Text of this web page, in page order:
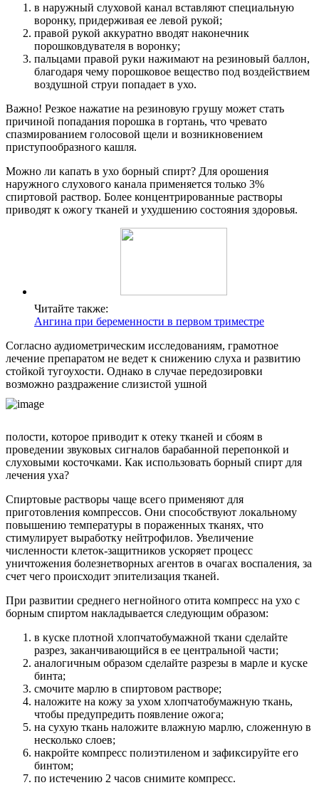
в наружный слуховой канал вставляют специальную
воронку, придерживая ее левой рукой;
правой рукой аккуратно вводят наконечник
порошковдувателя в воронку;
пальцами правой руки нажимают на резиновый баллон,
благодаря чему порошковое вещество под воздействием
воздушной струи попадает в ухо.
Важно! Резкое нажатие на резиновую грушу может стать
причиной попадания порошка в гортань, что чревато
спазмированием голосовой щели и возникновением
приступообразного кашля.
Можно ли капать в ухо борный спирт? Для орошения
наружного слухового канала применяется только 3%
спиртовой раствор. Более концентрированные растворы
приводят к ожогу тканей и ухудшению состояния здоровья.
Читайте также:
Ангина при беременности в первом триместре
Согласно аудиометрическим исследованиям, грамотное
лечение препаратом не ведет к снижению слуха и развитию
стойкой тугоухости. Однако в случае передозировки
возможно раздражение слизистой ушной
полости, которое приводит к отеку тканей и сбоям в
проведении звуковых сигналов барабанной перепонкой и
слуховыми косточками. Как использовать борный спирт для
лечения уха?
Спиртовые растворы чаще всего применяют для
приготовления компрессов. Они способствуют локальному
повышению температуры в пораженных тканях, что
стимулирует выработку нейтрофилов. Увеличение
численности клеток-защитников ускоряет процесс
уничтожения болезнетворных агентов в очагах воспаления, за
счет чего происходит эпителизация тканей.
При развитии среднего негнойного отита компресс на ухо с
борным спиртом накладывается следующим образом:
в куске плотной хлопчатобумажной ткани сделайте
разрез, заканчивающийся в ее центральной части;
аналогичным образом сделайте разрезы в марле и куске
бинта;
смочите марлю в спиртовом растворе;
наложите на кожу за ухом хлопчатобумажную ткань,
чтобы предупредить появление ожога;
на сухую ткань наложите влажную марлю, сложенную в
несколько слоев;
накройте компресс полиэтиленом и зафиксируйте его
бинтом;
по истечению 2 часов снимите компресс.